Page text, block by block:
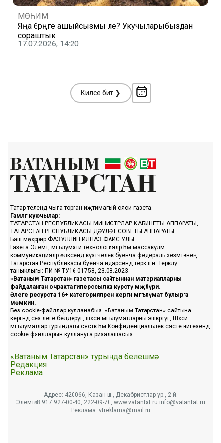
МӨҺИМ
Яңа бәрәңге ашыйсызмы әле? Укучыларыбыздан
сораштык
17.07.2026, 14:20
Киләсе бит ❯
Татар телендә чыга торган иҗтимагый-сәяси газета.
Гамәлгә куючылар:
ТАТАРСТАН РЕСПУБЛИКАСЫ МИНИСТРЛАР КАБИНЕТЫ АППАРАТЫ,
ТАТАРСТАН РЕСПУБЛИКАСЫ ДӘҮЛӘТ СОВЕТЫ АППАРАТЫ.
Баш мөхәррир ФАЗУЛЛИН ИЛНАЗ ФАИС УЛЫ.
Газета Элемтә, мәгълүмати технологияләр һәм массакүләм
коммуникацияләр өлкәсендә күзәтчелек буенча федераль хезмәтенең
Татарстан Республикасы буенча идарәсендә теркәлгән. Теркәлү
таныклыгы: ПИ № ТУ16-01758, 23.08.2023.
«Ватаным Татарстан» газетасы сайтыннан материалларны
файдаланган очракта гиперссылка күрсәтү мәҗбүри.
Әлеге ресурста 16+ категорияләренә кергән мәгълүмат булырга
мөмкин.
Без cookie-файллар кулланабыз. «Ватаным Татарстан» сайтына
кергәндә сез әлеге белдерүгә, шәхси мәгълүматларны эшкәртүгә, Шәхси
мәгълүматлар турындагы сәясәткә һәм Конфиденциальлек сәясәте нигезендә
cookie файлларын куллануга ризалашасыз.
«Ватаным Татарстан» турында белешмә
Редакция
Реклама
Адрес: 420066, Казан ш., Декабристлар ур., 2 й.
Элемтә: 8 917 927-00-40, 222-09-70, www.vatantat.ru info@vatantat.ru
Реклама: vtreklama@mail.ru